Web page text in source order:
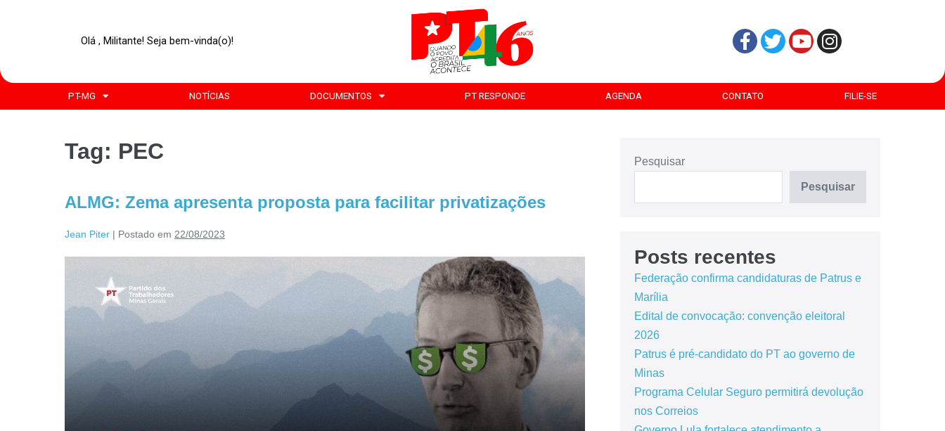
Olá , Militante! Seja bem-vinda(o)!
PT-MG NOTÍCIAS DOCUMENTOS PT RESPONDE AGENDA CONTATO FILIE-SE
Tag: PEC
ALMG: Zema apresenta proposta para facilitar privatizações
Jean Piter | Postado em 22/08/2023
Pesquisar
Pesquisar
Posts recentes
Federação confirma candidaturas de Patrus e
Marília
Edital de convocação: convenção eleitoral
2026
Patrus é pré-candidato do PT ao governo de
Minas
Programa Celular Seguro permitirá devolução
nos Correios